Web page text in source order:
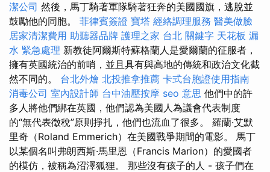
潔公司 然後，馬丁騎著軍隊騎著狂奔的美國國旗，逃脫並
鼓勵他的同胞。 菲律賓簽證 寶塔 經絡調理服務 醫美做臉
居家清潔費用 助聽器品牌 護理之家 台北 關鍵字 天花板 漏
水 緊急處理 新教徒阿爾斯特蘇格蘭人是愛爾蘭的征服者，
擁有英國統治的前哨，並且具有與高地的傳統和政治文化截
然不同的。 台北外燴 北投推拿推薦 卡式台胞證使用指南
消毒公司 室內設計師 台中油壓按摩 seo 意思 他們中的許
多人將他們綁在英國，他們認為美國人為議會代表制度
的“無代表徵稅”原則掙扎，他們也流血了很多。 羅蘭·艾默
里奇（Roland Emmerich）在美國戰爭期間的電影。 馬丁
以某個名叫弗朗西斯·馬里恩（Francis Marion）的愛國者
的模仿，被稱為沼澤狐狸。 那些沒有孩子的人 - 孩子們在